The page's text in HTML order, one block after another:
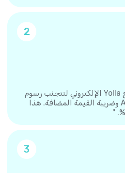
2
"اشحن رصيدك عبر موقع Yolla الإلكتروني لتتجنب رسوم
App Store/Google play وضريبة القيمة المضافة. هذا
3